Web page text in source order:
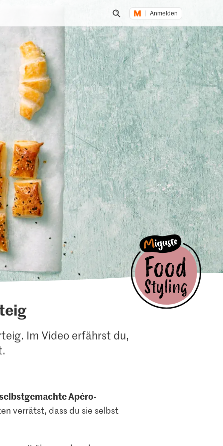
Suche öffnen
Anmelden
Im Video erfährst du,
Apéro-
verrätst, dass du sie selbst